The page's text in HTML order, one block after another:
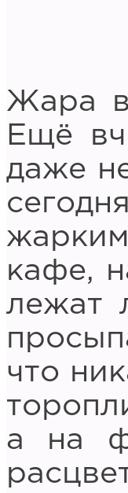
Жара в
Ещё
даже
кафе,
лежат
что
а на